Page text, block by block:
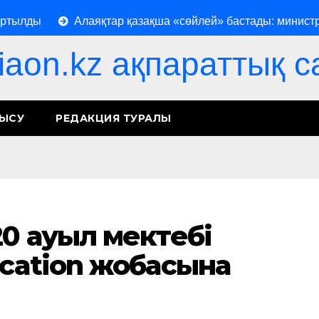
Алаяқтар қазақша «сөйлей» бастады: министрлік
ақпараттық
РЕДАКЦИЯ ТУРАЛЫ
ауыл мектебі
жобасына